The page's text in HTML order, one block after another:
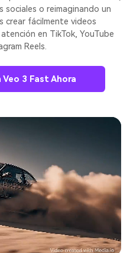
sociales o reimaginando un
crear fácilmente videos
en TikTok, YouTube
Reels.
Veo 3 Fast Ahora